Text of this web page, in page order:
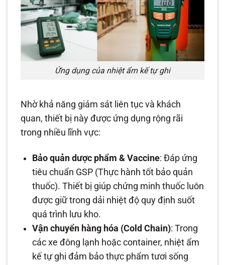
Ứng dụng của nhiệt ẩm kế tự ghi
Nhờ khả năng giám sát liên tục và khách
quan, thiết bị này được ứng dụng rộng rãi
trong nhiều lĩnh vực:
Bảo quản dược phẩm & Vaccine: Đáp ứng
tiêu chuẩn GSP (Thực hành tốt bảo quản
thuốc). Thiết bị giúp chứng minh thuốc luôn
được giữ trong dải nhiệt độ quy định suốt
quá trình lưu kho.
Vận chuyển hàng hóa (Cold Chain): Trong
các xe đông lạnh hoặc container, nhiệt ẩm
kế tự ghi đảm bảo thực phẩm tươi sống